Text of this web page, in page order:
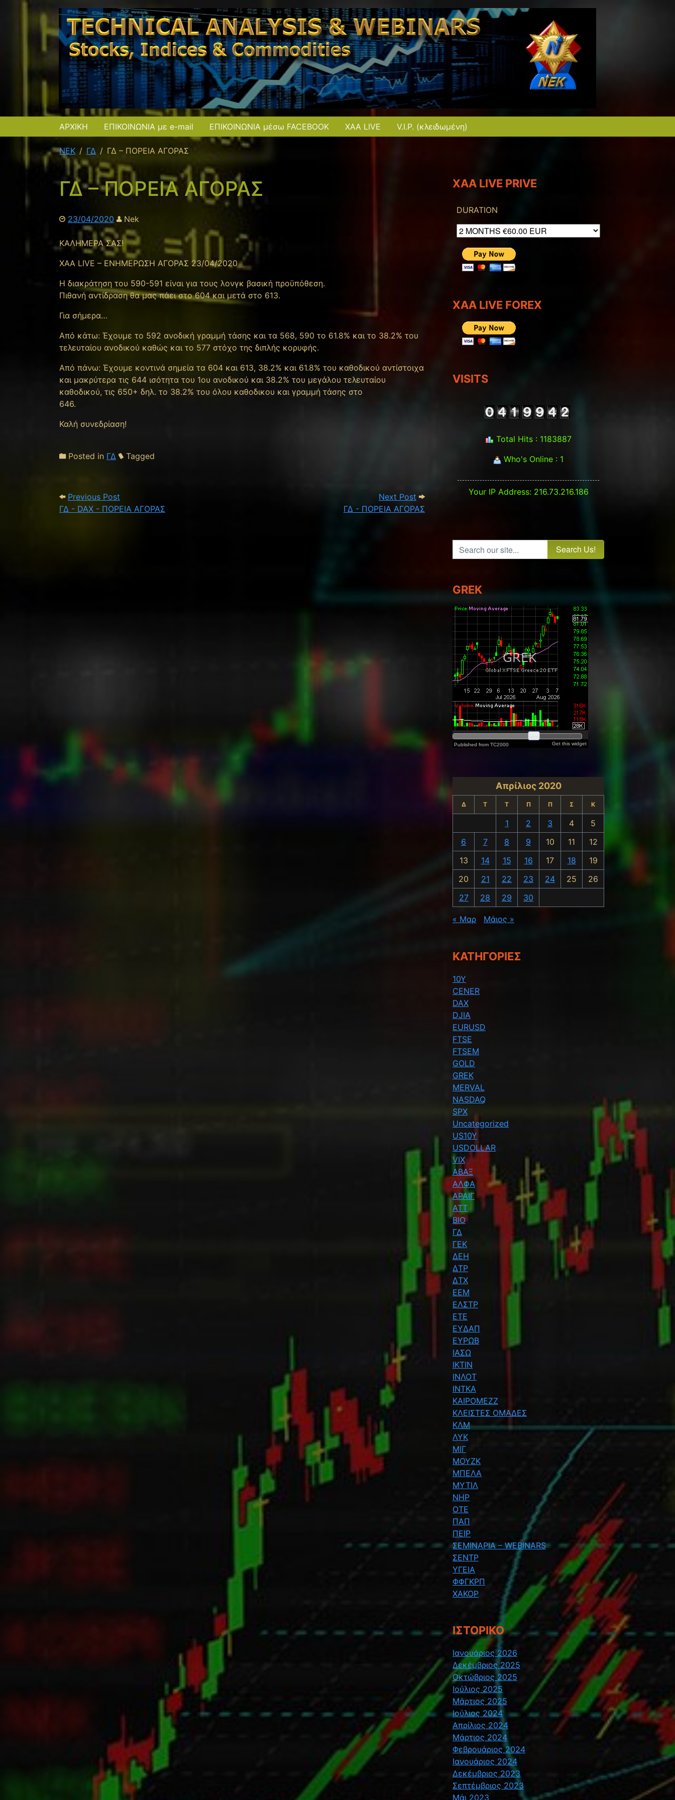
ΑΡΧΙΚΗ ΕΠΙΚΟΙΝΩΝΙΑ με e-mail ΕΠΙΚΟΙΝΩΝΙΑ μέσω FACEBOOK XAA LIVE V.I.P. (κλειδωμένη)
NEK ΓΔ ΓΔ – ΠΟΡΕΙΑ ΑΓΟΡΑΣ
ΓΔ – ΠΟΡΕΙΑ ΑΓΟΡΑΣ
23/04/2020 Nek
ΚΑΛΗΜΕΡΑ ΣΑΣ!
XAA LIVE – ΕΝΗΜΕΡΩΣΗ ΑΓΟΡΑΣ 23/04/2020
H διακράτηση του 590-591 είναι για τους λονγκ βασική προϋπόθεση.
Πιθανή αντίδραση θα μας πάει στο 604 και μετά στο 613.
Για σήμερα…
Από κάτω: Έχουμε το 592 ανοδική γραμμή τάσης και τα 568, 590 το 61.8% και το 38.2% του
τελευταίου ανοδικού καθώς και το 577 στόχο της διπλής κορυφής.
Από πάνω: Έχουμε κοντινά σημεία τα 604 και 613, 38.2% και 61.8% του καθοδικού αντίστοιχα
και μακρύτερα τις 644 ισότητα του 1ου ανοδικού και 38.2% του μεγάλου τελευταίου
καθοδικού, τις 650+ δηλ. το 38.2% του όλου καθοδικου και γραμμή τάσης στο
646.
Καλή συνεδρίαση!
Posted in ΓΔ Tagged
Post navigation
Previous Post
ΓΔ - DAX - ΠΟΡΕΙΑ ΑΓΟΡΑΣ
Next Post Next Post: ΓΔ - DAX - ΠΟΡΕΙΑ ΑΓΟΡΑΣ
ΓΔ - ΠΟΡΕΙΑ ΑΓΟΡΑΣ
XAA LIVE PRIVE
DURATION
XAA LIVE FOREX
VISITS
Total Hits : 1183887
Who's Online : 1
Your IP Address: 216.73.216.186
Search our site...
GREK
Απρίλιος 2020
Δ Τ Τ Π Π Σ Κ
1 2 3 4
5
6
7 8 9 10 11
12
13
14 15 16 17 18
19
20
21 22 23 24 25
26
27
28 29 30
« Μαρ Μάιος »
KΑΤΗΓΟΡΊΕΣ
10Y
CENER
DAX
DJIA
EURUSD
FTSE
FTSEM
GOLD
GREK
MERVAL
NASDAQ
SPX
Uncategorized
US10Y
USDOLLAR
VIX
ΑΒΑΞ
ΑΛΦΑ
ΑΡΑΙΓ
ΑΤΤ
ΒΙΟ
ΓΔ
ΓΕΚ
ΔΕΗ
ΔΤΡ
ΔΤΧ
ΕΕΜ
ΕΛΣΤΡ
ΕΤΕ
ΕΥΔΑΠ
ΕΥΡΩΒ
ΙΑΣΩ
ΙΚΤΙΝ
ΙΝΛΟΤ
ΙΝΤΚΑ
ΚΑΙΡΟΜΕΖΖ
ΚΛΕΙΣΤΕΣ ΟΜΑΔΕΣ
ΚΛΜ
ΛΥΚ
ΜΙΓ
ΜΟΥΖΚ
ΜΠΕΛΑ
ΜΥΤΙΛ
ΝΗΡ
ΟΤΕ
ΠΑΠ
ΠΕΙΡ
ΣΕΜΙΝΑΡΙΑ – WEBINARS
ΣΕΝΤΡ
ΥΓΕΙΑ
ΦΦΓΚΡΠ
ΧΑΚΟΡ
ΙΣΤΟΡΙΚΌ
Ιανουάριος 2026
Δεκέμβριος 2025
Οκτώβριος 2025
Ιούλιος 2025
Μάρτιος 2025
Ιούλιος 2024
Απρίλιος 2024
Μάρτιος 2024
Φεβρουάριος 2024
Ιανουάριος 2024
Δεκέμβριος 2023
Σεπτέμβριος 2023
Μάι 2023